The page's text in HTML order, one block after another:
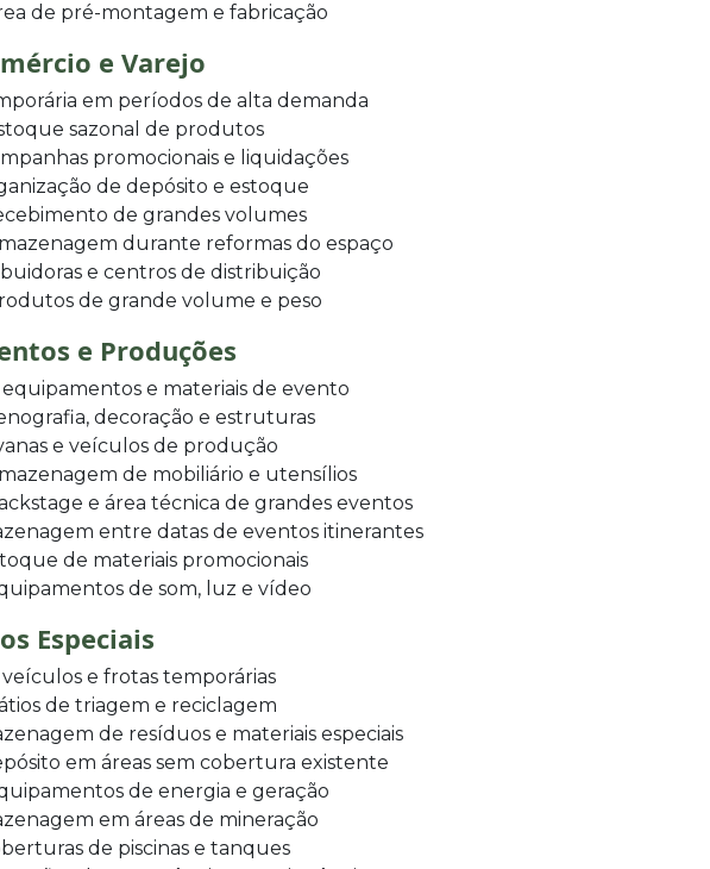
de pré-montagem e fabricação
e Varejo
em períodos de alta demanda
sazonal de produtos
promocionais e liquidações
de depósito e estoque
de grandes volumes
durante reformas do espaço
e centros de distribuição
de grande volume e peso
e Produções
e materiais de evento
decoração e estruturas
e veículos de produção
de mobiliário e utensílios
e área técnica de grandes eventos
entre datas de eventos itinerantes
de materiais promocionais
de som, luz e vídeo
Especiais
e frotas temporárias
de triagem e reciclagem
de resíduos e materiais especiais
em áreas sem cobertura existente
de energia e geração
em áreas de mineração
de piscinas e tanques